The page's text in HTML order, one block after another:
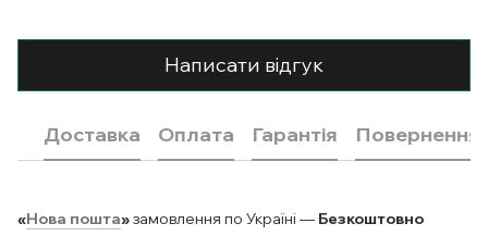
Написати відгук
Доставка Оплата Гарантія Повернення
«Нова пошта»замовлення по Україні — Безкоштовно